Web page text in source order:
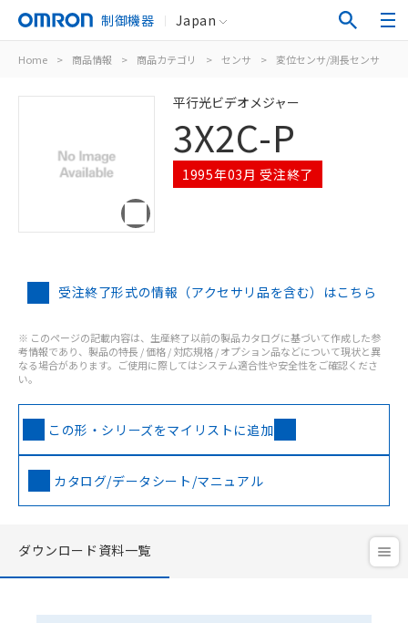
制御機器 Japan
Home > 商品情報 > 商品カテゴリ > センサ > 変位センサ/測長センサ
平行光ビデオメジャー
3X2C-P
1995年03月 受注終了
受注終了形式の情報（アクセサリ品を含む）はこちら
※ このページの記載内容は、生産終了以前の製品カタログに基づいて作成した参
考情報であり、製品の特長 / 価格 / 対応規格 / オプション品などについて現状と異
なる場合があります。ご使用に際してはシステム適合性や安全性をご確認くださ
い。
この形・シリーズをマイリストに追加
カタログ/データシート/マニュアル
ダウンロード資料一覧